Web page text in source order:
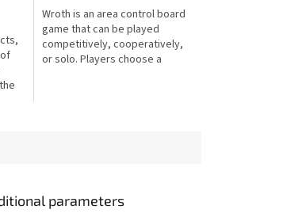
Wroth is an area control board
game that can be played
competitively, cooperatively,
or solo. Players choose a
parameters